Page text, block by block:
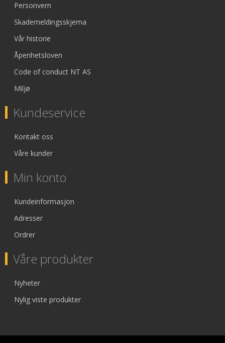
Personvern
Skademeldingsskjema
Vår historie
Åpenhetsloven
Code of conduct NT AS
Miljø
Kundeservice
Kontakt oss
Våre kunder
Min konto
Kundeinformasjon
Adresser
Ordrer
Våre produkter
Nyheter
Nylig viste produkter